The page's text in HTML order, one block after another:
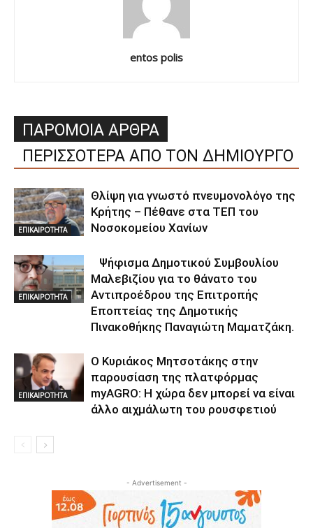
entos polis
ΠΑΡΟΜΟΙΑ ΑΡΘΡΑ
ΠΕΡΙΣΣΟΤΕΡΑ ΑΠΟ ΤΟΝ ΔΗΜΙΟΥΡΓΟ
ΕΠΙΚΑΙΡΟΤΗΤΑ
Θλίψη για γνωστό πνευμονολόγο της
Κρήτης – Πέθανε στα ΤΕΠ του
Νοσοκομείου Χανίων
ΕΠΙΚΑΙΡΟΤΗΤΑ
Ψήφισμα Δημοτικού Συμβουλίου
Μαλεβιζίου για το θάνατο του
Αντιπροέδρου της Επιτροπής
Εποπτείας της Δημοτικής
Πινακοθήκης Παναγιώτη Μαματζάκη.
ΕΠΙΚΑΙΡΟΤΗΤΑ
Ο Κυριάκος Μητσοτάκης στην
παρουσίαση της πλατφόρμας
myAGRO: Η χώρα δεν μπορεί να είναι
άλλο αιχμάλωτη του ρουσφετιού
- Advertisement -